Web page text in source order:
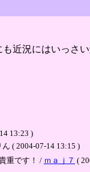
近況にはいっさ
13:23 )
( 2004-07-14 13:15 )
重です！ / ｍａｊ７ (